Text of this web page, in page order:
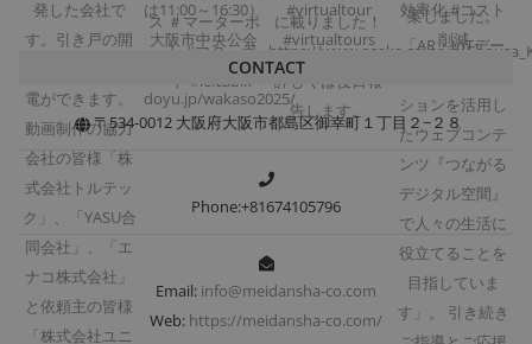
CONTACT
〒534-0012 大阪府大阪市都島区御幸町１丁目２−２８
Phone:+81674105796
Email: info@meidansha-co.com
Web: https://meidansha-co.com/